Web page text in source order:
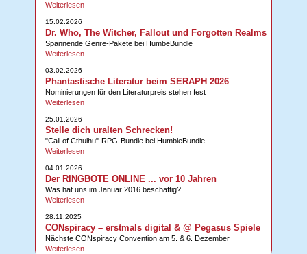
Weiterlesen
15.02.2026
Dr. Who, The Witcher, Fallout und Forgotten Realms
Spannende Genre-Pakete bei HumbeBundle
Weiterlesen
03.02.2026
Phantastische Literatur beim SERAPH 2026
Nominierungen für den Literaturpreis stehen fest
Weiterlesen
25.01.2026
Stelle dich uralten Schrecken!
"Call of Cthulhu"-RPG-Bundle bei HumbleBundle
Weiterlesen
04.01.2026
Der RINGBOTE ONLINE ... vor 10 Jahren
Was hat uns im Januar 2016 beschäftig?
Weiterlesen
28.11.2025
CONspiracy – erstmals digital & @ Pegasus Spiele
Nächste CONspiracy Convention am 5. & 6. Dezember
Weiterlesen